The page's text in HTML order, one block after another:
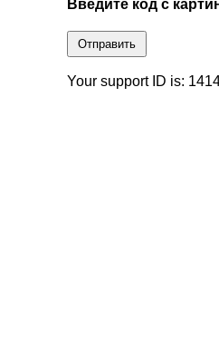
Введите код с
Отправить
Your support ID is: